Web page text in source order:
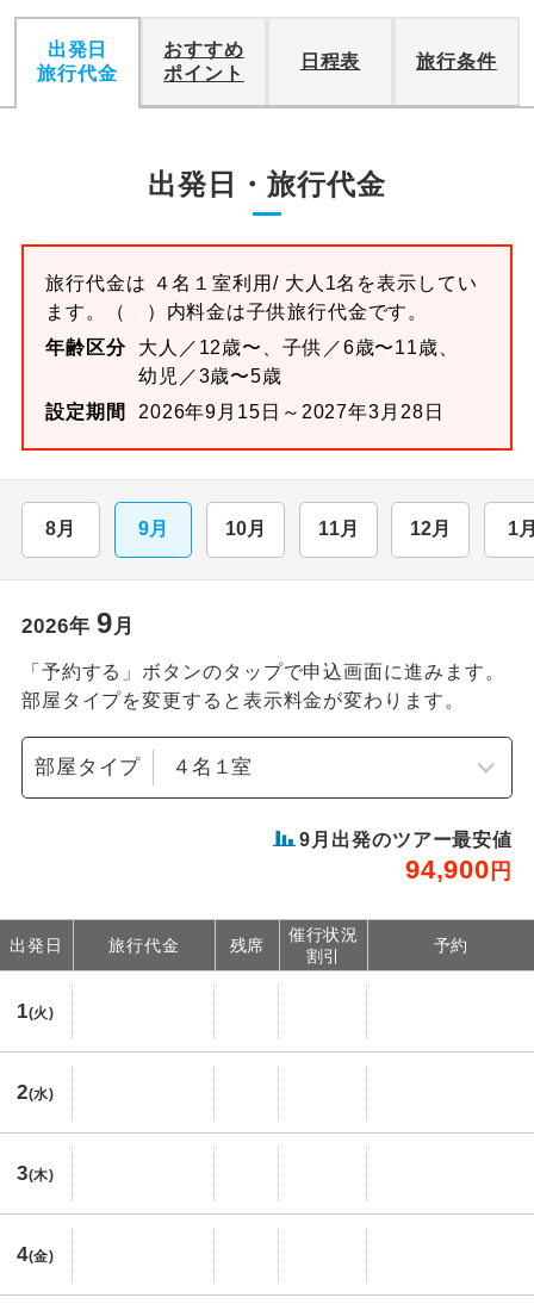
出発日
旅行代金
おすすめ
ポイント
日程表 旅行条件
出発日・旅行代金
旅行代金は ４名１室利用/ 大人1名を表示してい
ます。
（ ）内料金は子供旅行代金です。
年齢区分
大人／12歳〜、子供／6歳〜11歳、
幼児／3歳〜5歳
設定期間
2026年9月15日～2027年3月28日
8月 9月 10月 11月 12月 1
2026年 9月
「予約する」ボタンのタップで申込画面に進みます。
部屋タイプを変更すると表示料金が変わります。
部屋タイプ
9 月出発のツアー最安値
94,900 円
出発日 旅行代金 残席
催行状況
割引
予約
1(火)
2(水)
3(木)
4(金)